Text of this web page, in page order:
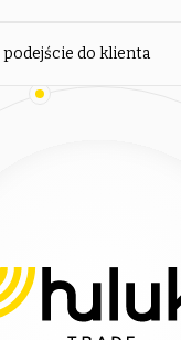
w 2019 roku udało
zł. W 2020 roku
osób, ponadto
umocnił jej
8 lat od
do klienta